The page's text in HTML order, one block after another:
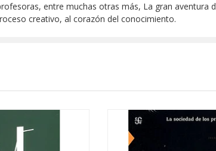
entre muchas otras más, La gran aventura
creativo, al corazón del conocimiento.